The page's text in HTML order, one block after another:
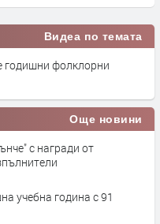
Видеа по темата
фолклорни
Още новини
с награди от
учебна година с 91